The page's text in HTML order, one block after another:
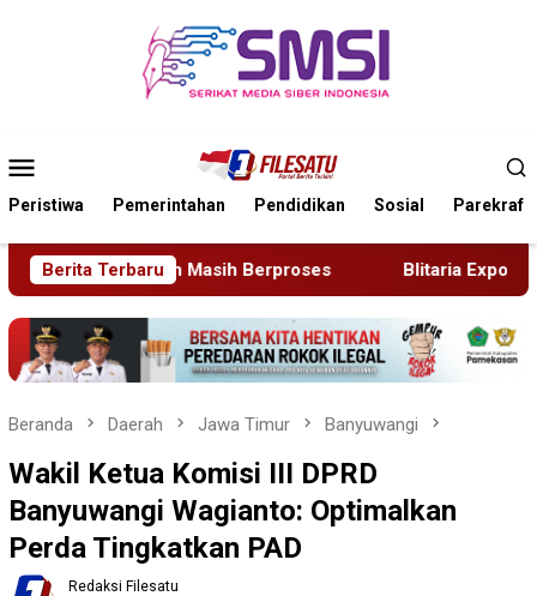
Mobile
Peristiwa Pemerintahan Pendidikan Sosial Parekraf
Berita Terbaru
Blitaria Expo 2026 Memperingati HUT RI Ke 81 Dan
Beranda Daerah Jawa Timur Banyuwangi
Wakil Ketua Komisi III DPRD
Banyuwangi Wagianto: Optimalkan
Perda Tingkatkan PAD
Redaksi Filesatu